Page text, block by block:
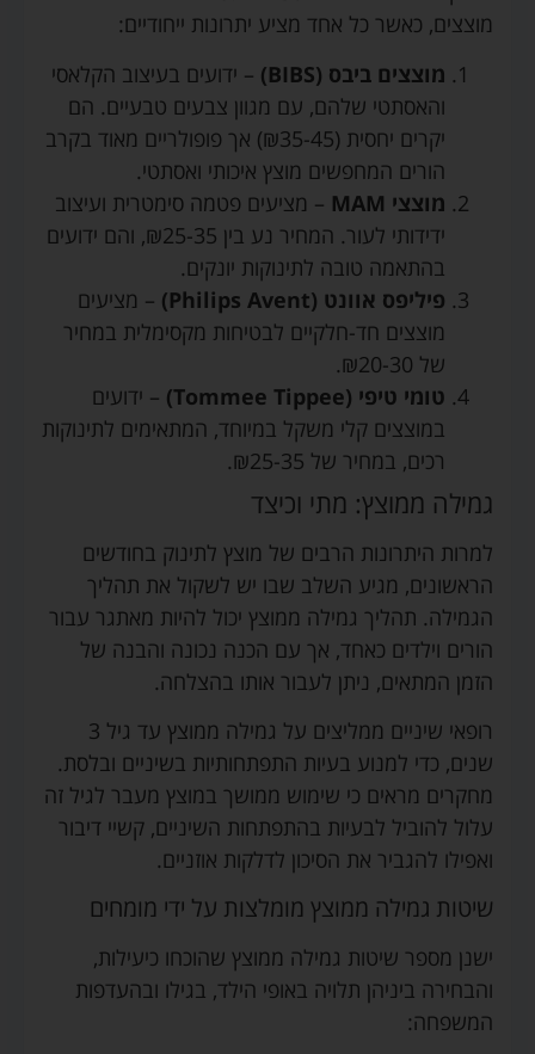
מוצצים, כאשר כל אחד מציע יתרונות ייחודיים:
מוצצים ביבס (BIBS)
– ידועים בעיצוב הקלאסי
והאסתטי שלהם, עם מגוון צבעים טבעיים. הם
יקרים יחסית (₪35-45) אך פופולריים מאוד בקרב
הורים המחפשים מוצץ איכותי ואסתטי.
מוצצי MAM
– מציעים פטמה סימטרית ועיצוב
ידידותי לעור. המחיר נע בין ₪25-35, והם ידועים
בהתאמה טובה לתינוקות יונקים.
פיליפס אוונט (Philips Avent)
– מציעים
מוצצים חד-חלקיים לבטיחות מקסימלית במחיר
של ₪20-30.
טומי טיפי (Tommee Tippee)
– ידועים
במוצצים קלי משקל במיוחד, המתאימים לתינוקות
רכים, במחיר של ₪25-35.
גמילה ממוצץ: מתי וכיצד
למרות היתרונות הרבים של מוצץ לתינוק בחודשים
הראשונים, מגיע השלב שבו יש לשקול את תהליך
הגמילה. תהליך גמילה ממוצץ יכול להיות מאתגר עבור
הורים וילדים כאחד, אך עם הכנה נכונה והבנה של
הזמן המתאים, ניתן לעבור אותו בהצלחה.
רופאי שיניים ממליצים על גמילה ממוצץ עד גיל 3
שנים, כדי למנוע בעיות התפתחותיות בשיניים ובלסת.
מחקרים מראים כי שימוש ממושך במוצץ מעבר לגיל זה
עלול להוביל לבעיות בהתפתחות השיניים, קשיי דיבור
ואפילו להגביר את הסיכון לדלקות אוזניים.
שיטות גמילה ממוצץ מומלצות על ידי מומחים
ישנן מספר שיטות גמילה ממוצץ שהוכחו כיעילות,
והבחירה ביניהן תלויה באופי הילד, בגילו ובהעדפות
המשפחה: